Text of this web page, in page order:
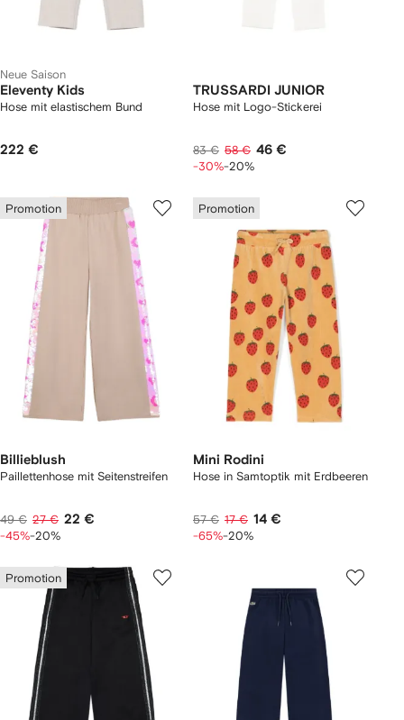
Neue Saison
Eleventy Kids
Hose mit elastischem Bund
222 €
TRUSSARDI JUNIOR
Hose mit Logo-Stickerei
83 € 58 € 46 €
-30%-20%
Promotion
Billieblush
Paillettenhose mit Seitenstreifen
49 € 27 € 22 €
-45%-20%
Promotion
Mini Rodini
Hose in Samtoptik mit Erdbeeren
57 € 17 € 14 €
-65%-20%
Promotion